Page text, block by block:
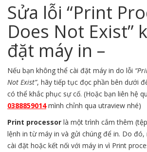
Sửa lỗi “Print
Does Not Exist”
đặt máy in –
Nếu bạn không thể cài đặt máy in do lỗi
Not Exist”, hãy tiếp tục đọc phần bên dưới
có thể khắc phục sự cố. (Hoặc bạn liên hệ
0388859014mình chỉnh qua utraview nhé)
Print processor là một trình cắm thêm
lệnh in từ máy in và gửi chúng để in. Do
cài đặt hoặc kết nối với máy in vì Print